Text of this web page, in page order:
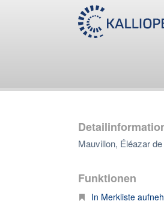
Mauvillon, Éléazar
Funktionen
In Merkliste